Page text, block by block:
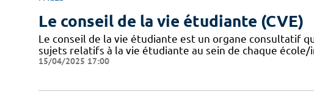
Le conseil de la vie étudiante (CVE)
Le conseil de la vie étudiante est un organe consultatif
sujets relatifs à la vie étudiante au sein de chaque
15/04/2025 17:00